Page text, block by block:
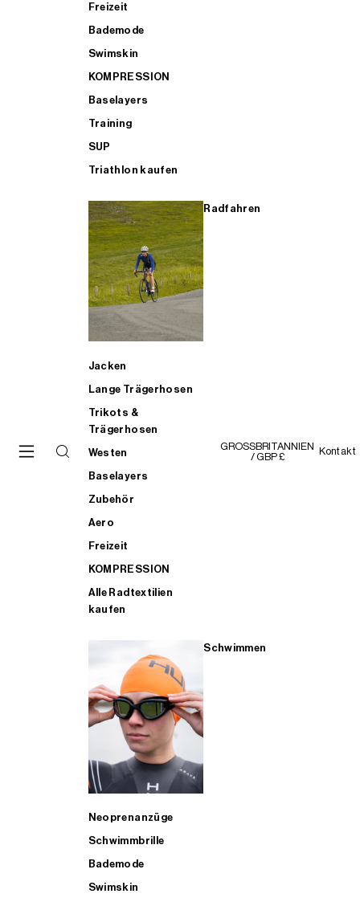
Freizeit
Bademode
Swimskin
KOMPRESSION
Baselayers
Training
SUP
Triathlon kaufen
Radfahren
Jacken
Lange Trägerhosen
Trikots &
Trägerhosen
Westen
Baselayers
Zubehör
Aero
Freizeit
KOMPRESSION
Alle Radtextilien
kaufen
Schwimmen
Neoprenanzüge
Schwimmbrille
Bademode
Swimskin
GROSSBRITANNIEN
/ GBP £
Kontakt